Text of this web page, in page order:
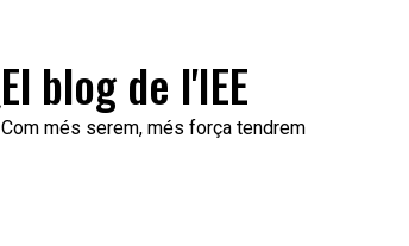
El blog de l'IEE
Com més serem, més força tendrem